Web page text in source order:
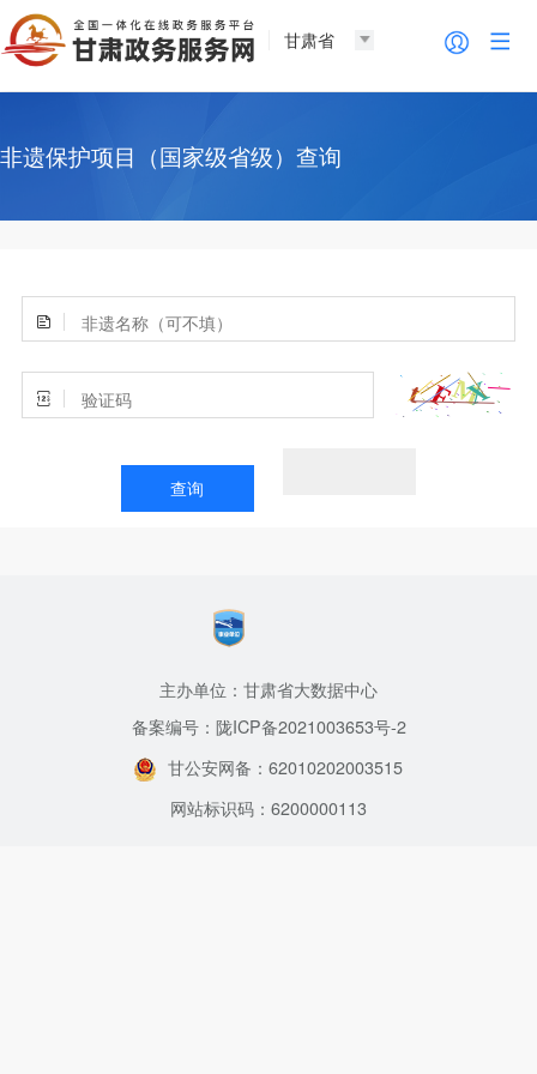
甘肃省
非遗保护项目（国家级省级）查询
主办单位：甘肃省大数据中心
备案编号：陇ICP备2021003653号-2
甘公安网备：62010202003515
网站标识码：6200000113